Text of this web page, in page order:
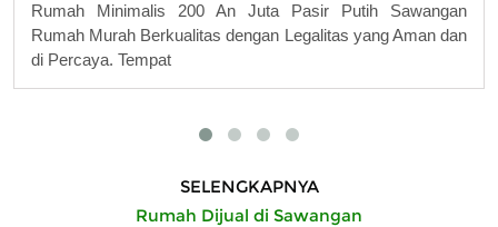
Rumah Minimalis 200 An Juta Pasir Putih Sawangan
Rumah Murah Berkualitas dengan Legalitas yang Aman dan
di Percaya. Tempat
SELENGKAPNYA
Rumah Dijual di Sawangan